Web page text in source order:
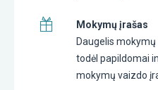
Mokymų įrašas
Daugelis
todėl papildomai
mokymų vaizdo